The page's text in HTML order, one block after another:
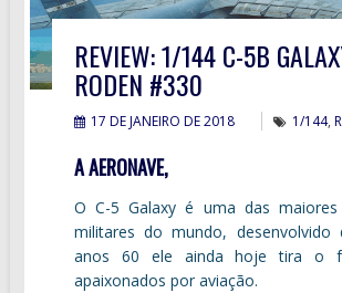
REVIEW: 1/144 C-5B
RODEN #330
17 DE JANEIRO DE 2018 1/144,
A AERONAVE,
O C-5 Galaxy é uma das maiores
militares do mundo, desenvolvido
anos 60 ele ainda hoje tira o
apaixonados por aviação.